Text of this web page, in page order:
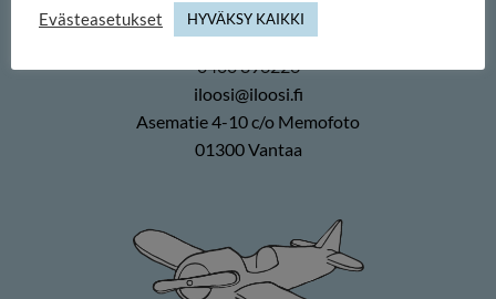
Memofoto Oy
0400 896226
iloosi@iloosi.fi
Asematie 4-10 c/o Memofoto
01300 Vantaa
Evästeasetukset HYVÄKSY KAIKKI